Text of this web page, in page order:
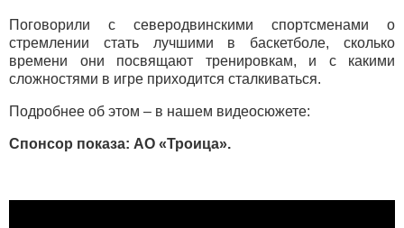
Поговорили с северодвинскими спортсменами о
стремлении стать лучшими в баскетболе, сколько
времени они посвящают тренировкам, и с какими
сложностями в игре приходится сталкиваться.
Подробнее об этом – в нашем видеосюжете:
Спонсор показа: АО «Троица».